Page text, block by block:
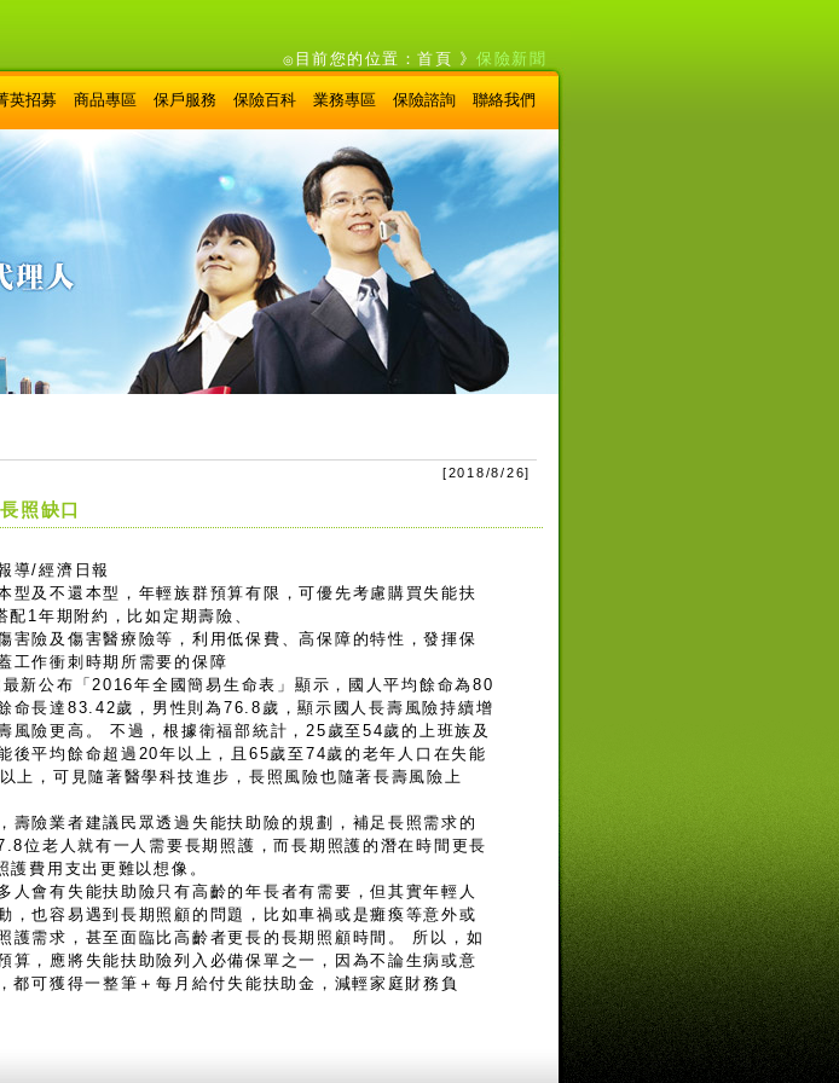
英招募 商品專區 保戶服務 保險百科 業務專區 保險諮詢 聯絡我們
◎ 目前您的位置：首頁 》保險新聞
[2018/8/26]
照缺口
導/經濟日報
型及不還本型，年輕族群預算有限，可優先考慮購買失能扶
1年期附約，比如定期壽險、
害險及傷害醫療險等，利用低保費、高保障的特性，發揮保
工作衝刺時期所需要的保障
新公布「2016年全國簡易生命表」顯示，國人平均餘命為80
命長達83.42歲，男性則為76.8歲，顯示國人長壽風險持續增
風險更高。 不過，根據衛福部統計，25歲至54歲的上班族及
後平均餘命超過20年以上，且65歲至74歲的老年人口在失能
上，可見隨著醫學科技進步，長照風險也隨著長壽風險上
壽險業者建議民眾透過失能扶助險的規劃，補足長照需求的
位老人就有一人需要長期照護，而長期照護的潛在時間更長
費用支出更難以想像。
人會有失能扶助險只有高齡的年長者有需要，但其實年輕人
，也容易遇到長期照顧的問題，比如車禍或是癱瘓等意外或
護需求，甚至面臨比高齡者更長的長期照顧時間。 所以，如
算，應將失能扶助險列入必備保單之一，因為不論生病或意
都可獲得一整筆＋每月給付失能扶助金，減輕家庭財務負